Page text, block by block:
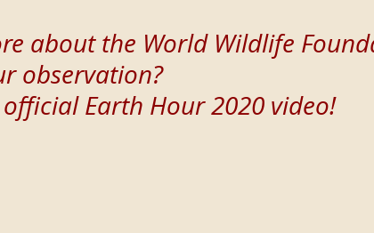
about the World Wildlife
observation?
official Earth Hour 2020 video!